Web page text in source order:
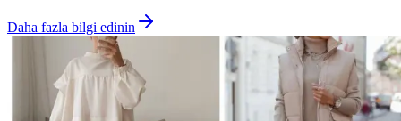
Daha fazla bilgi edinin